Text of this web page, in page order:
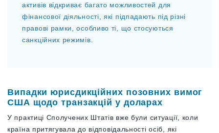
активів відкриває багато можливостей для
фінансової діяльності, які підпадають під різні
правові рамки, особливо ті, що стосуються
санкційних режимів.
Випадки юрисдикційних позовних вимог
США щодо транзакцій у доларах
У практиці Сполучених Штатів вже були ситуації, коли
країна притягувала до відповідальності осіб, які